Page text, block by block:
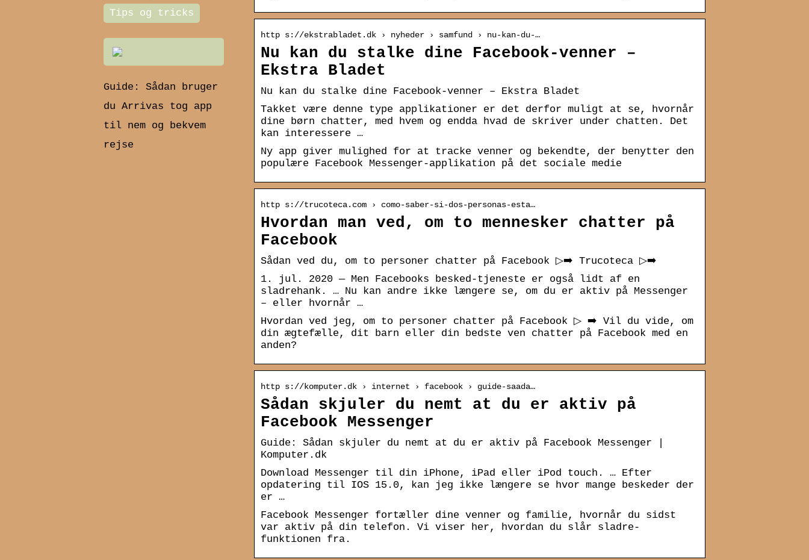
http s://ekstrabladet.dk › nyheder › samfund › nu-kan-du-…
Nu kan du stalke dine Facebook-venner –
Ekstra Bladet
Nu kan du stalke dine Facebook-venner – Ekstra Bladet
Takket være denne type applikationer er det derfor muligt at se, hvornår
dine børn chatter, med hvem og endda hvad de skriver under chatten. Det
kan interessere …
Ny app giver mulighed for at tracke venner og bekendte, der benytter den
populære Facebook Messenger-applikation på det sociale medie
http s://trucoteca.com › como-saber-si-dos-personas-esta…
Hvordan man ved, om to mennesker chatter på
Facebook
Sådan ved du, om to personer chatter på Facebook ▷➡️ Trucoteca ▷➡️
1. jul. 2020 — Men Facebooks besked-tjeneste er også lidt af en
sladrehank. … Nu kan andre ikke længere se, om du er aktiv på Messenger
– eller hvornår …
Hvordan ved jeg, om to personer chatter på Facebook ▷ ➡️ Vil du vide, om
din ægtefælle, dit barn eller din bedste ven chatter på Facebook med en
anden?
http s://komputer.dk › internet › facebook › guide-saada…
Sådan skjuler du nemt at du er aktiv på
Facebook Messenger
Guide: Sådan skjuler du nemt at du er aktiv på Facebook Messenger |
Komputer.dk
Download Messenger til din iPhone, iPad eller iPod touch. … Efter
opdatering til IOS 15.0, kan jeg ikke længere se hvor mange beskeder der
er …
Facebook Messenger fortæller dine venner og familie, hvornår du sidst
var aktiv på din telefon. Vi viser her, hvordan du slår sladre-
funktionen fra.
Tips og tricks
Guide: Sådan bruger
du Arrivas tog app
til nem og bekvem
rejse